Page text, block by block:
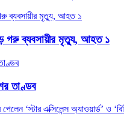
গরু ব্যবসায়ীর মৃত্যু, আহত ১
তাণ্ডব